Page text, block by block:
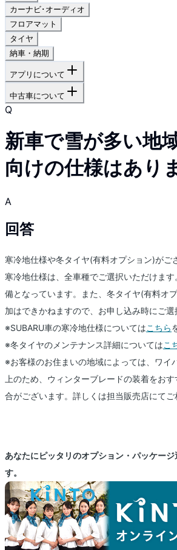
カーナビ･オーディオ
フロアマット
タイヤ
納車・納期
アプリについて
中古車について
Q
新車で雪が多い地
向けの仕様はあり
A
回答
寒冷地仕様や冬タイヤ(有料オプション)がご
寒冷地仕様は、全車種でご選択いただけま
備となっています。また、冬タイヤ(有料オ
加はできかねますので、お申し込み時にご選
※SUBARU車の寒冷地仕様についてはこちら
※冬タイヤのメンテナンス詳細についてはこ
※お客様のお住まいの地域によっては、ワイ
上のため、ウィンターブレードの装着をお
合がございます。詳しくは担当販売店にて
あなたにピッタリのオプション・パッケージ
す。